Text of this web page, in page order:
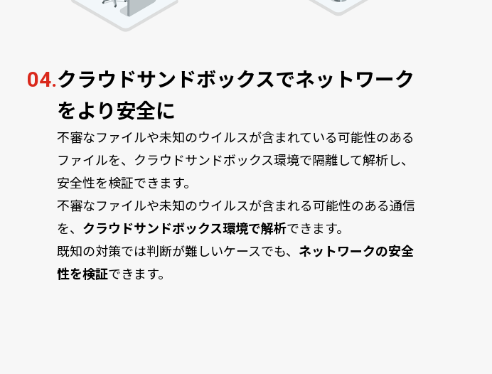
04.クラウドサンドボックスでネットワーク
をより安全に
不審なファイルや未知のウイルスが含まれている可能性のある
ファイルを、クラウドサンドボックス環境で隔離して解析し、
安全性を検証できます。
不審なファイルや未知のウイルスが含まれる可能性のある通信
を、 クラウドサンドボックス環境で解析できます。
既知の対策では判断が難しいケースでも、 ネットワークの安全
性を検証できます。